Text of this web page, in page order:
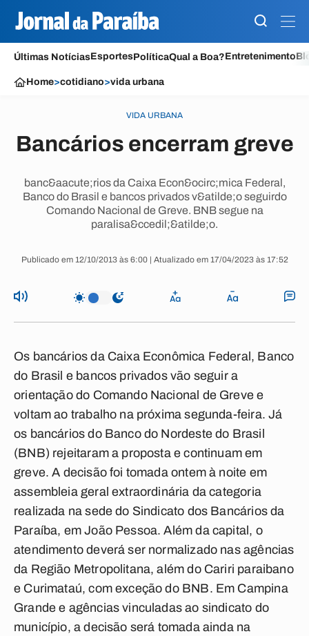
Últimas NotíciasEsportesPolíticaQual a Boa?Entretenimento
Home>cotidiano>vida urbana
VIDA URBANA
Bancários encerram greve
banc&aacute;rios da Caixa Econ&ocirc;mica Federal,
Banco do Brasil e bancos privados v&atilde;o seguirdo
Comando Nacional de Greve. BNB segue na
paralisa&ccedil;&atilde;o.
Publicado em 12/10/2013 às 6:00 | Atualizado em 17/04/2023 às 17:52
Os bancários da Caixa Econômica Federal, Banco
do Brasil e bancos privados vão seguir a
orientação do Comando Nacional de Greve e
voltam ao trabalho na próxima segunda-feira. Já
os bancários do Banco do Nordeste do Brasil
(BNB) rejeitaram a proposta e continuam em
greve. A decisão foi tomada ontem à noite em
assembleia geral extraordinária da categoria
realizada na sede do Sindicato dos Bancários da
Paraíba, em João Pessoa. Além da capital, o
atendimento deverá ser normalizado nas agências
da Região Metropolitana, além do Cariri paraibano
e Curimataú, com exceção do BNB. Em Campina
Grande e agências vinculadas ao sindicato do
município, a decisão será tomada ainda na